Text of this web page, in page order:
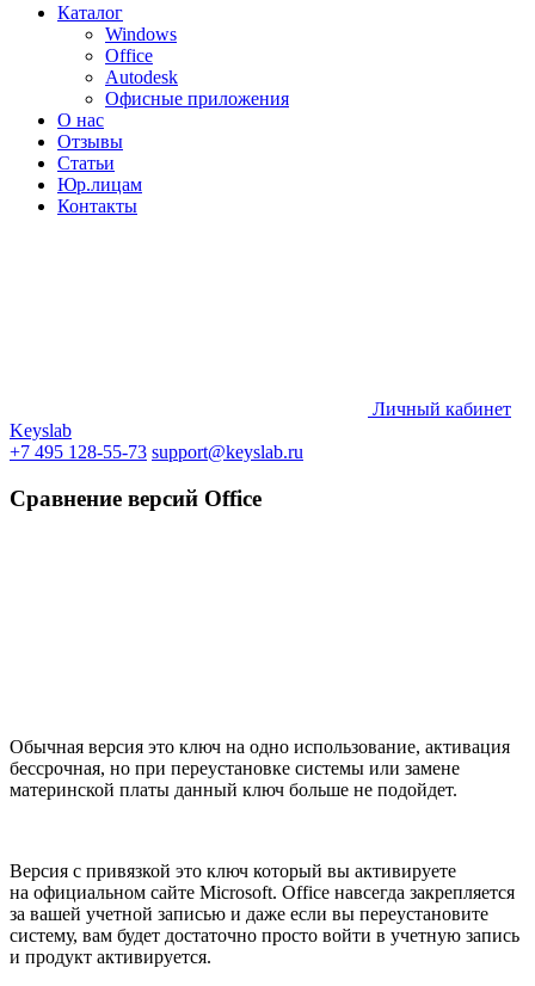
Каталог
Windows
Office
Autodesk
Офисные приложения
О нас
Отзывы
Статьи
Юр.лицам
Контакты
Личный кабинет
Keyslab
+7 495 128-55-73 support@keyslab.ru
Сравнение версий Office
Обычная версия это ключ на одно использование, активация
бессрочная, но при переустановке системы или замене
материнской платы данный ключ больше не подойдет.
Версия с привязкой это ключ который вы активируете
на официальном сайте Microsoft. Office навсегда закрепляется
за вашей учетной записью и даже если вы переустановите
систему, вам будет достаточно просто войти в учетную запись
и продукт активируется.